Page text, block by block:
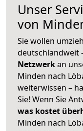
Unser
von
Sie wollen
deutschlandweit
Netzwerkan
Minden nach
weiterwissen –
Sie! Wenn Sie
was kostet
Minden nach